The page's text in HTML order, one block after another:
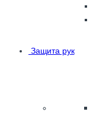
Защита рук